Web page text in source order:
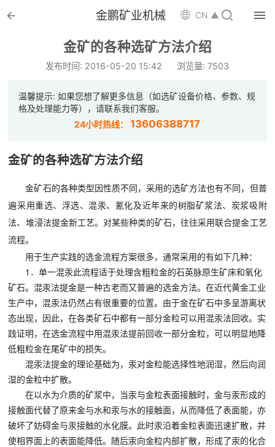
 金鹏矿业机械 CN ▲ 
金矿的各种选矿方法介绍
发布时间: 2016-05-20 15:42 浏览量: 7503
温馨提示: 如果您想了解更多信息（如选矿设备价格、参数、规
格及处理能力等），请联系我们客服。
24小时热线：13606388717
金矿的各种选矿方法介绍
金矿石的各种类型因性质不同，采用的选矿方法也有不同，但普
遍采用重选、浮选、混汞、氰化及近年来的树脂矿浆法、炭浆吸附
法、堆浸法提金新工艺。对某些种类的矿石，往往采用联合提金工艺
流程。
用于生产实践的选金流程方案很多，通常采用的有如下几种：
1．单一混汞此流程适于处理含粗粒金的石英脉原生矿床和氧化
矿石。混汞法提金是一种古老而又普遍的选金方法。在近代黄金工业
生产中，混汞法仍然占有很重要的位置。由于金在矿石中多呈游离状
态出现，因此，在各类矿石中都有一部分金粒可以用混汞法回收。实
践证明，在选金流程中用混汞法提前回收一部分金粒，可以明显地降
低粗粒金在尾矿中的损失。
混汞法提金的理论基础为，汞对金粒能选择性地润湿，然后向润
湿的金粒中扩散。
在以水为介质的矿浆中，当汞与金粒表面接触时，金与汞形成的
接触面代替了原来金与水和汞与水的接触面，从而降低了表面能，亦
破坏了妨碍金与汞接触的水化膜。此时汞沿着金粒表面迅速扩散，并
使相界面上的表面能降低。随后汞向金粒内部扩散，形成了汞的化合
 首页
 选矿设备
 配件耗材

 案例中心
 服务体系
 矿山设计院
 选矿实验室
发展历程
企业文化
专家团队
 联系我们